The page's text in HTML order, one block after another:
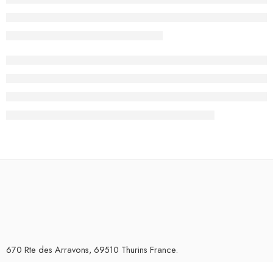
670 Rte des Arravons, 69510 Thurins France.